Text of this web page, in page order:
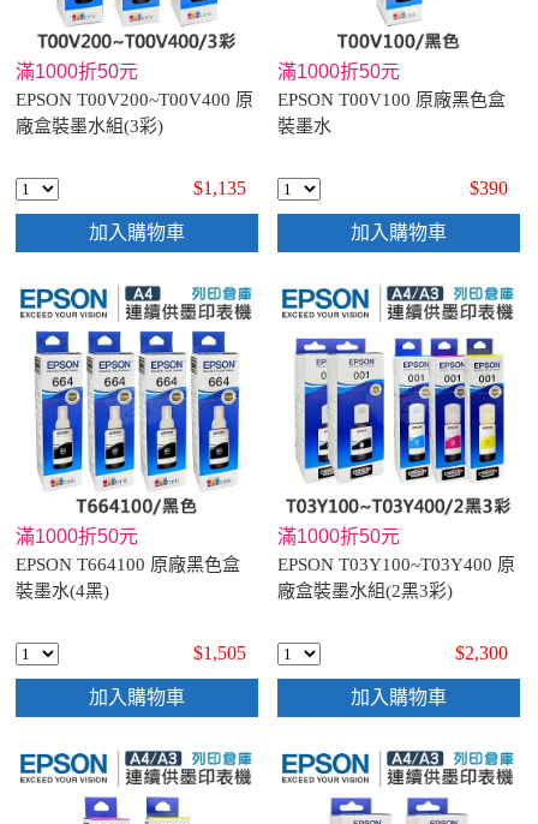
滿1000折50元
EPSON T00V200~T00V400 原
廠盒裝墨水組(3彩)
$1,135
加入購物車
滿1000折50元
EPSON T00V100 原廠黑色盒
裝墨水
$390
加入購物車
滿1000折50元
EPSON T664100 原廠黑色盒
裝墨水(4黑)
$1,505
加入購物車
滿1000折50元
EPSON T03Y100~T03Y400 原
廠盒裝墨水組(2黑3彩)
$2,300
加入購物車